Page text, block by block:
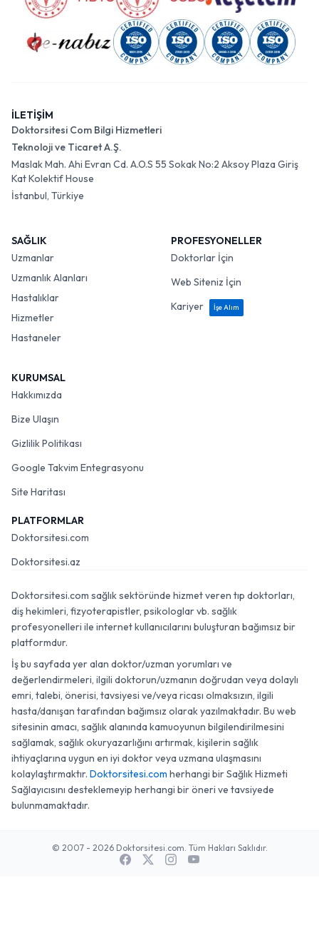
İLETİŞİM
Doktorsitesi Com Bilgi Hizmetleri
Teknoloji ve Ticaret A.Ş.
Maslak Mah. Ahi Evran Cd. A.O.S 55 Sokak No:2 Aksoy Plaza Giriş
Kat Kolektif House
İstanbul, Türkiye
SAĞLIK
Uzmanlar
Uzmanlık Alanları
Hastalıklar
Hizmetler
Hastaneler
PROFESYONELLER
Doktorlar İçin
Web Siteniz İçin
Kariyer
İşe Alım
KURUMSAL
Hakkımızda
Bize Ulaşın
Gizlilik Politikası
Google Takvim Entegrasyonu
Site Haritası
PLATFORMLAR
Doktorsitesi.com
Doktorsitesi.az
Doktorsitesi.com sağlık sektöründe hizmet veren tıp doktorları,
diş hekimleri, fizyoterapistler, psikologlar vb. sağlık
profesyonelleri ile internet kullanıcılarını buluşturan bağımsız bir
platformdur.
İş bu sayfada yer alan doktor/uzman yorumları ve
değerlendirmeleri, ilgili doktorun/uzmanın doğrudan veya dolaylı
emri, talebi, önerisi, tavsiyesi ve/veya ricası olmaksızın, ilgili
hasta/danışan tarafından bağımsız olarak yazılmaktadır. Bu web
sitesinin amacı, sağlık alanında kamuoyunun bilgilendirilmesini
sağlamak, sağlık okuryazarlığını artırmak, kişilerin sağlık
ihtiyaçlarına uygun en iyi doktor veya uzmana ulaşmasını
kolaylaştırmaktır. Doktorsitesi.com herhangi bir Sağlık Hizmeti
Sağlayıcısını desteklemeyip herhangi bir öneri ve tavsiyede
bulunmamaktadır.
© 2007 - 2026 Doktorsitesi.com. Tüm Hakları Saklıdır.